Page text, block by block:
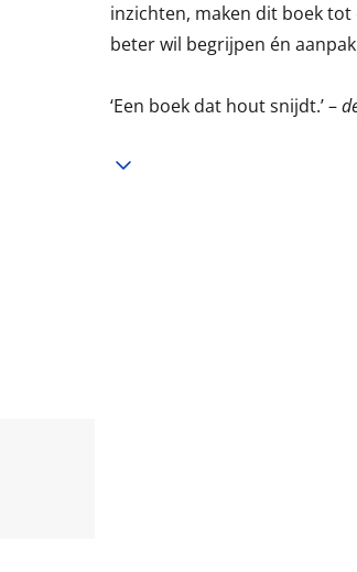
inzichten, maken dit boek
beter wil begrijpen én
‘Een boek dat hout snijdt.’ –